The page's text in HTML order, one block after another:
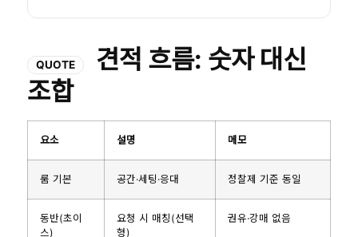
QUOTE
견적 흐름: 숫자 대신
조합
요소 설명 메모
룸 기본 공간·세팅·응대 정찰제 기준 동일
동반(초이
스)
요청 시 매칭(선택
형)
권유·강매 없음